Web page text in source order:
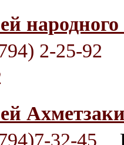
народного
2-25-92
32-45